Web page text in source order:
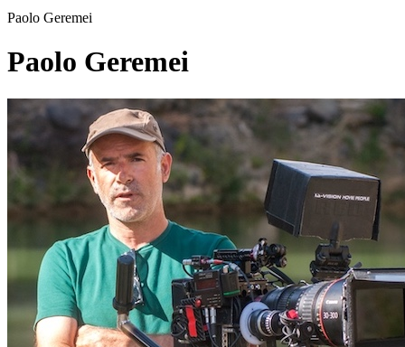
Paolo Geremei
Paolo Geremei